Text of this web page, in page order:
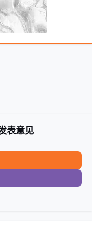
表意见